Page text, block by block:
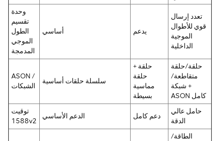
وحدة
تقسيم
الطول
الموجي
المدمجة
أساسي يدعم
تعدد إرسال
قوي للأطوال
الموجية
الداخلية
ASON /
الشبكات
سلسلة حلقات أساسية
حلقة +
حلقة
مماسية
بسيطة
حلقة/حلقة
متقاطعة/
شبكة +
ASON كامل
توقيت
1588v2
الدعم الأساسي دعم كامل
حامل عالي
الدقة
الطاقة/